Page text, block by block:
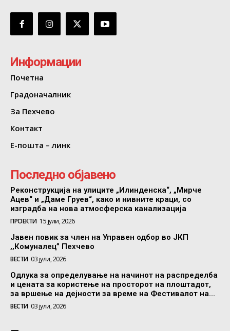
Информации
Почетна
Градоначалник
За Пехчево
Контакт
Е-пошта – линк
Последно објавено
Реконструкција на улиците „Илинденска“, „Мирче
Ацев“ и „Даме Груев“, како и нивните краци, со
изградба на нова атмосферска канализација
ПРОЕКТИ 15 јули, 2026
Јавен повик за член на Управен одбор во ЈКП
,,Комуналец” Пехчево
ВЕСТИ 03 јули, 2026
Одлука за определување на начинот на распределба
и цената за користење на просторот на плоштадот,
за вршење на дејности за време на Фестивалот на...
ВЕСТИ 03 јули, 2026